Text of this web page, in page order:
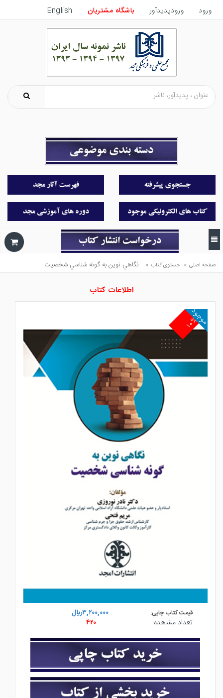
ورود ورودپدیدآور باشگاه مشتریان English
صفحه اصلی » جستوی کتاب » نگاهي نوين به گونه شناسي شخصيت
اطلاعات کتاب
۱۰%
موجود
قیمت کتاب چاپی:
۳,۲۰۰,۰۰۰ريال
تعداد مشاهده:
۴۲۰